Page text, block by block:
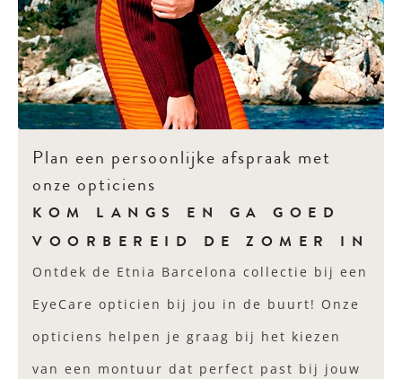
Plan een persoonlijke afspraak met
onze opticiens
KOM LANGS EN GA GOED
VOORBEREID DE ZOMER IN
Ontdek de Etnia Barcelona collectie bij een
EyeCare opticien bij jou in de buurt! Onze
opticiens helpen je graag bij het kiezen
van een montuur dat perfect past bij jouw